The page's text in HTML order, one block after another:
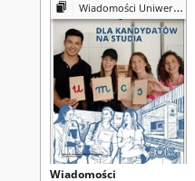
Wiadomości Uniwersyteckie / Uniwersytet Marii Curie-Skłodowskiej
Wiadomości